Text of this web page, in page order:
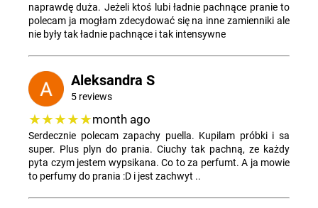
naprawdę duża. Jeżeli ktoś lubi ładnie pachnące pranie to
polecam ja mogłam zdecydować się na inne zamienniki ale
nie były tak ładnie pachnące i tak intensywne
Aleksandra S
5 reviews
★★★★★month ago
Serdecznie polecam zapachy puella. Kupilam próbki i sa
super. Plus plyn do prania. Ciuchy tak pachną, ze każdy
pyta czym jestem wypsikana. Co to za perfumt. A ja mowie
to perfumy do prania :D i jest zachwyt ..